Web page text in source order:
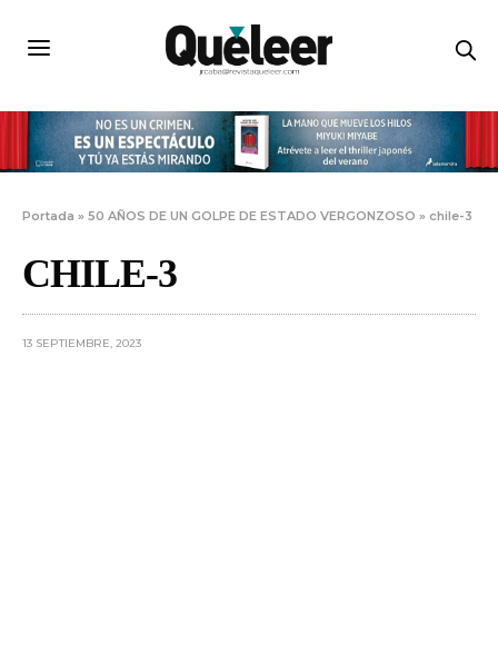
Portada »50 AÑOS DE UN GOLPE DE ESTADO VERGONZOSO » chile-3
CHILE-3
13 SEPTIEMBRE, 2023